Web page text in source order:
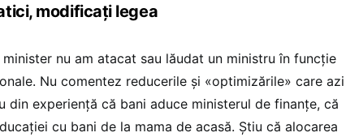
modificați legea
nu am atacat sau lăudat un ministru în funcție
Nu comentez reducerile și «optimizările» care azi
din experiență că bani aduce ministerul de finanțe, că
cu bani de la mama de acasă. Știu că alocarea